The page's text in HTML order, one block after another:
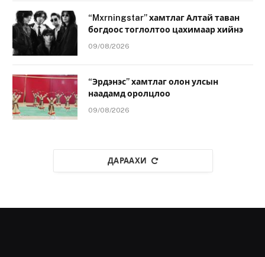
“Mxrningstar” хамтлаг Алтай таван
богдоос тоглолтоо цахимаар хийнэ
09/08/2026
“Эрдэнэс” хамтлаг олон улсын
наадамд оролцлоо
09/08/2026
ДАРААХИ